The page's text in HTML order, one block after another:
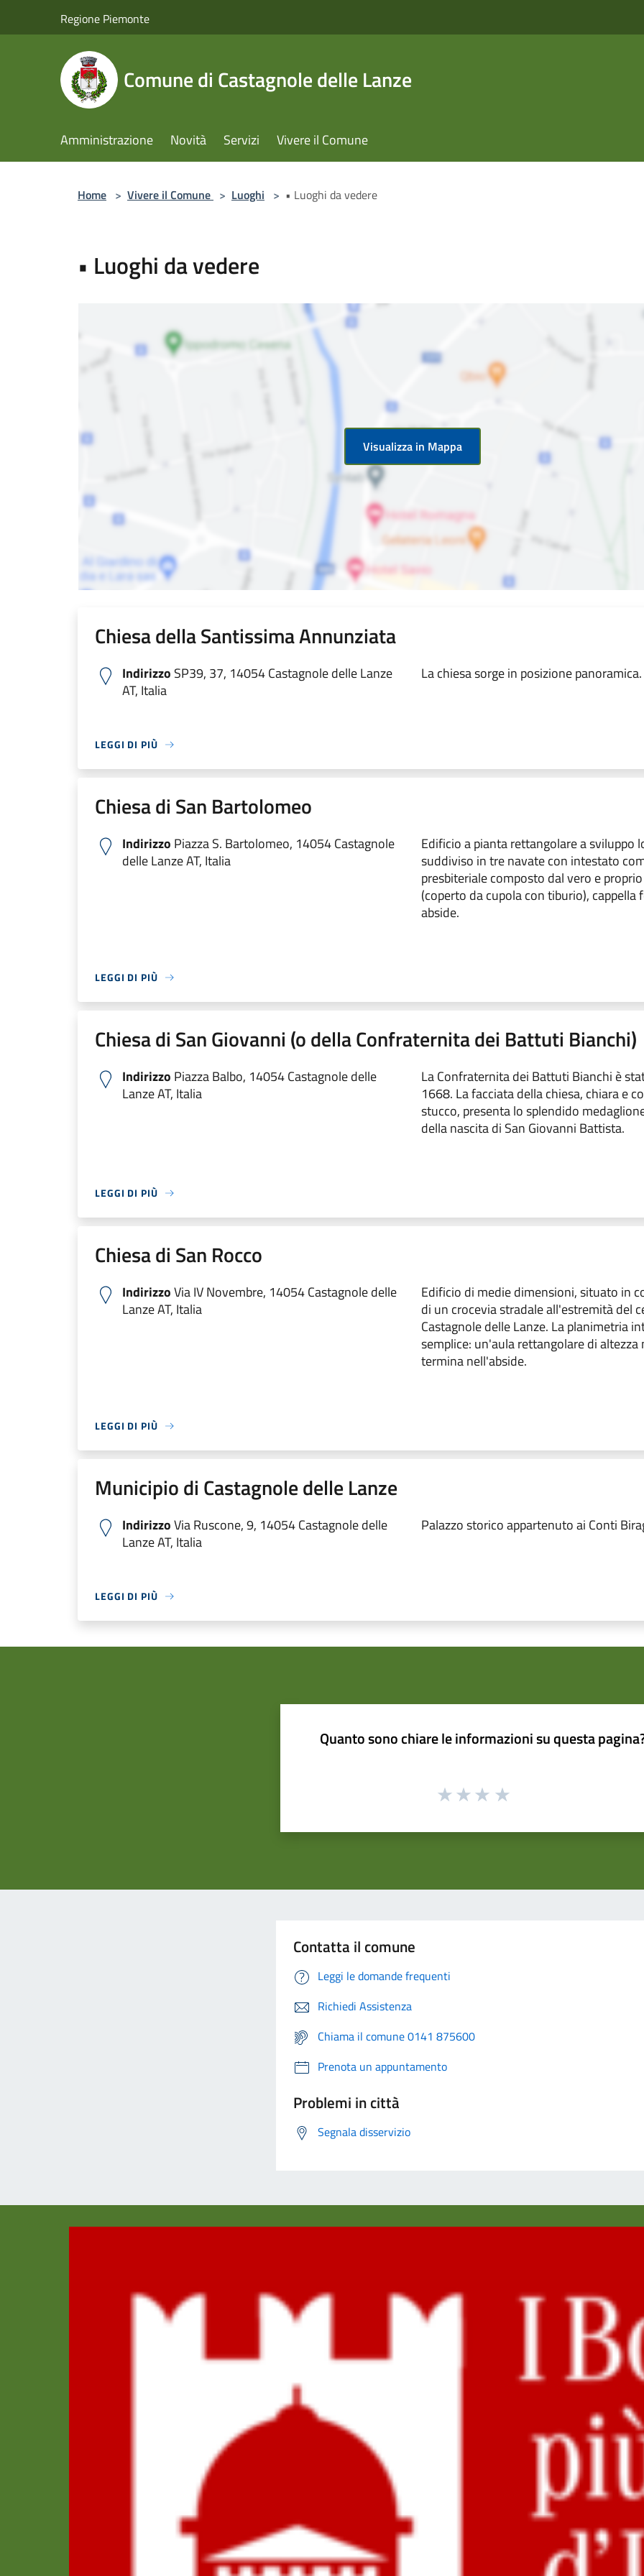
Regione Piemonte
Comune di Castagnole delle Lanze
Amministrazione Novità Servizi Vivere il Comune
Home > Vivere il Comune > Luoghi > • Luoghi da vedere
• Luoghi da vedere
Visualizza in Mappa
Chiesa della Santissima Annunziata
Indirizzo SP39, 37, 14054 Castagnole delle Lanze
AT, Italia
La chiesa sorge in posizione panoramica.
LEGGI DI PIÙ
Chiesa di San Bartolomeo
Indirizzo Piazza S. Bartolomeo, 14054 Castagnole
delle Lanze AT, Italia
Edificio a pianta rettangolare a sviluppo
suddiviso in tre navate con intestato
presbiteriale composto dal vero e
(coperto da cupola con tiburio), cappella
abside.
LEGGI DI PIÙ
Chiesa di San Giovanni (o della Confraternita dei Battuti Bianchi)
Indirizzo Piazza Balbo, 14054 Castagnole delle
Lanze AT, Italia
La Confraternita dei Battuti Bianchi è
1668. La facciata della chiesa, chiara e
stucco, presenta lo splendido
della nascita di San Giovanni Battista.
LEGGI DI PIÙ
Chiesa di San Rocco
IndirizzoVia IV Novembre, 14054 Castagnole delle
Lanze AT, Italia
Edificio di medie dimensioni, situato in
di un crocevia stradale all'estremità del
Castagnole delle Lanze. La planimetria
semplice: un'aula rettangolare di altezza
termina nell'abside.
LEGGI DI PIÙ
Municipio di Castagnole delle Lanze
IndirizzoVia Ruscone, 9, 14054 Castagnole delle
Lanze AT, Italia
Palazzo storico appartenuto ai Conti
LEGGI DI PIÙ
Quanto sono chiare le informazioni su questa
Contatta il comune
Leggi le domande frequenti
Richiedi Assistenza
Chiama il comune 0141 875600
Prenota un appuntamento
Problemi in città
Segnala disservizio